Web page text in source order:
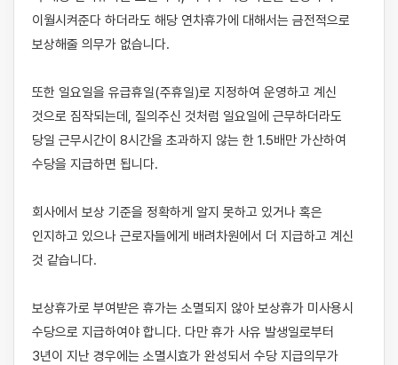
이월시켜준다 하더라도 해당 연차휴가에 대해서는 금전적으로
보상해줄 의무가 없습니다.
또한 일요일을 유급휴일(주휴일)로 지정하여 운영하고 계신
것으로 짐작되는데, 질의주신 것처럼 일요일에 근무하더라도
당일 근무시간이 8시간을 초과하지 않는 한 1.5배만 가산하여
수당을 지급하면 됩니다.
회사에서 보상 기준을 정확하게 알지 못하고 있거나 혹은
인지하고 있으나 근로자들에게 배려차원에서 더 지급하고 계신
것 같습니다.
보상휴가로 부여받은 휴가는 소멸되지 않아 보상휴가 미사용시
수당으로 지급하여야 합니다. 다만 휴가 사유 발생일로부터
3년이 지난 경우에는 소멸시효가 완성되서 수당 지급의무가